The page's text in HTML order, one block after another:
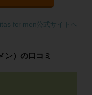
for men公式サイトへ
ン）の口コミ